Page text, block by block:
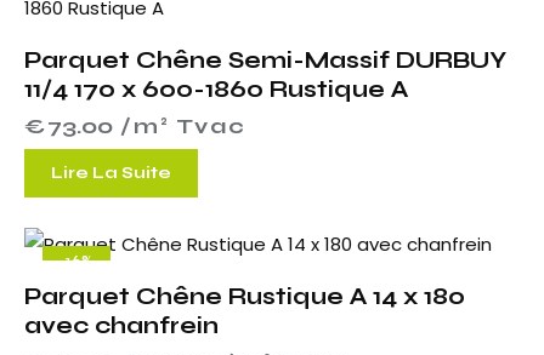
Parquet Chêne Semi-Massif DURBUY
11/4 170 x 600-1860 Rustique A
€73.00 /m² Tvac
Lire La Suite
-16%
Parquet Chêne Rustique A 14 x 180
avec chanfrein